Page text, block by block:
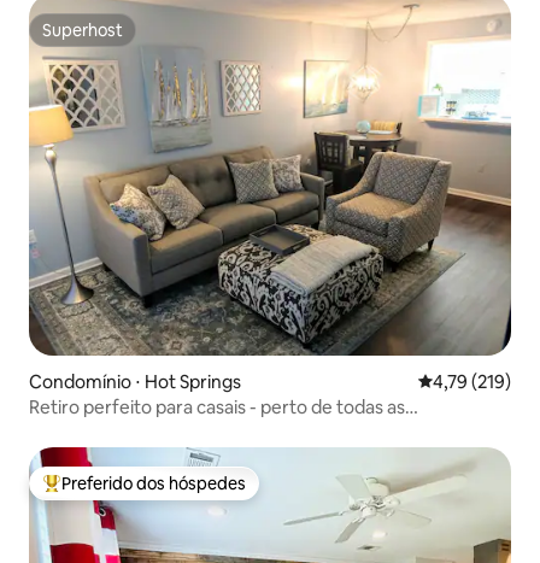
Superhost
Superhost
Condomínio ⋅ Hot Springs 4,79 de uma
4,79 (219)
Retiro perfeito para casais - perto de todas as
Entre os melhores preferidos dos hóspedes
Preferido dos hóspedes